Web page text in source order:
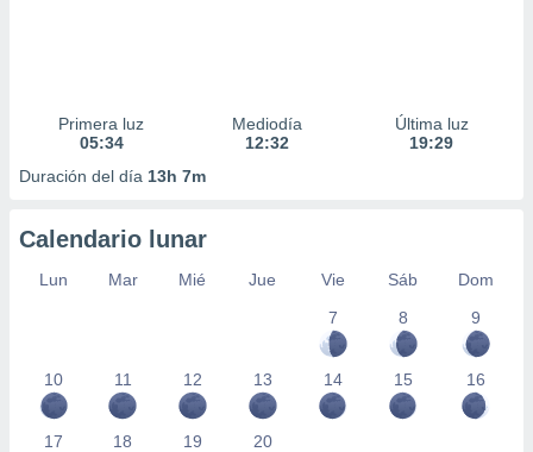
Primera luz
05:34
Mediodía
12:32
Última luz
19:29
Duración del día 13h 7m
Calendario lunar
Lun Mar Mié Jue Vie Sáb
Dom
7
8 9
10 11 12 13 14 15 16
17 18 19 20